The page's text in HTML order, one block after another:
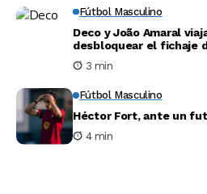
Fútbol Masculino
Deco y João Amaral
desbloquear el fichaje
3 min
Fútbol Masculino
Héctor Fort, ante un
4 min